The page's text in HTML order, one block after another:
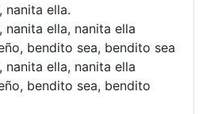
nanita ella.
nanita ella, nanita ella
bendito sea, bendito sea
nanita ella, nanita ella
bendito sea, bendito